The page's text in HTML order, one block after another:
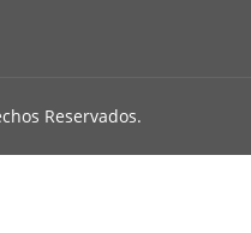
Reservados.